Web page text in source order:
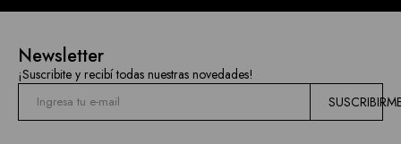
Newsletter
¡Suscribite y recibí todas nuestras novedades!